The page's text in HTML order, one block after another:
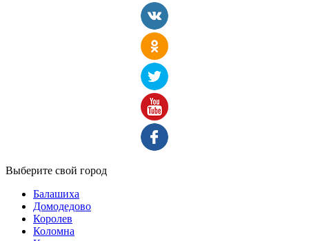
Выберите свой город
Балашиха
Домодедово
Королев
Коломна